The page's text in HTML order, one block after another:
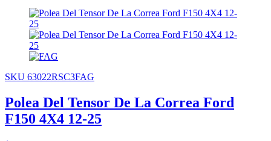
SKU 63022RSC3FAG
Polea Del Tensor De La Correa Ford
F150 4X4 12-25